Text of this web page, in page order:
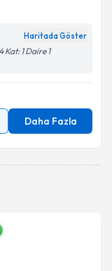
Haritada Göster
1 Daire 1
Daha Fazla